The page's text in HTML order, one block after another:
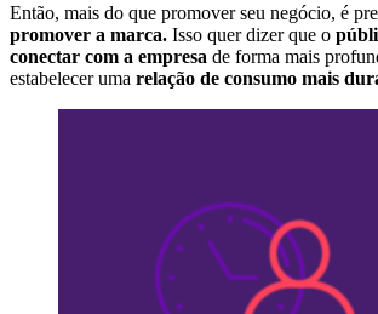
Então, mais do que promover seu negócio, é
promover a marca. Isso quer dizer que o
conectar com a empresa de forma mais
estabelecer uma relação de consumo mais